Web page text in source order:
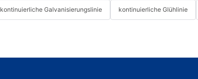
kontinuierliche Galvanisierungslinie kontinuierliche Glühlinie